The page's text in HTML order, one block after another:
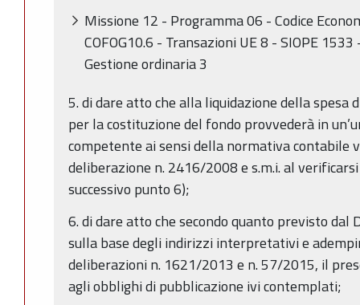
Missione 12 - Programma 06 - Codice
COFOG10.6 - Transazioni UE 8 - SIOPE 1533
Gestione ordinaria 3
5. di dare atto che alla liquidazione della
per la costituzione del fondo provvederà in
competente ai sensi della normativa contabile
deliberazione n. 2416/2008 e s.m.i. al
successivo punto 6);
6. di dare atto che secondo quanto previsto dal
sulla base degli indirizzi interpretativi e
deliberazioni n. 1621/2013 e n. 57/2015, il
agli obblighi di pubblicazione ivi contemplati;